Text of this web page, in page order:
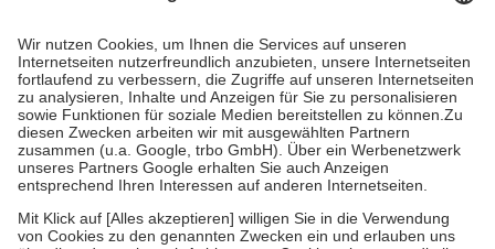
höchstens zehn Euro.
Es sind jedoch nie mehr als die tatsächlichen
Kosten der Leistung zu entrichten.
Diese Regeln gelten grundsätzlich auch für Online-Apotheken.
Bei Heilmitteln und häuslicher Krankenpflege beträgt die
Zuzahlung zehn Prozent der Kosten sowie zehn Euro je
Verordnung.
Um das Engagement der Versicherten für ihre eigene Gesundheit zu
stärken und die besondere Stellung der Familie zu unterstützen,
fallenkeine Zuzahlungenan bei:
• Kindern und Jugendlichen bis zum vollendeten 18. Lebensjahr